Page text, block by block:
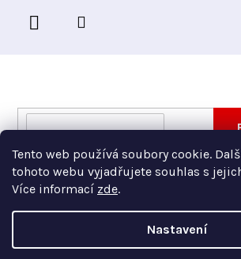
Tento web používá soubory cookie.
tohoto webu vyjadřujete souhlas s
Více informací zde.
Nastavení
Vložte svůj e-mail a my vám budeme
E-
Vložením e-mailu souhlasíte s
osobních údajů
Copyright 2026Xfer. Všechna